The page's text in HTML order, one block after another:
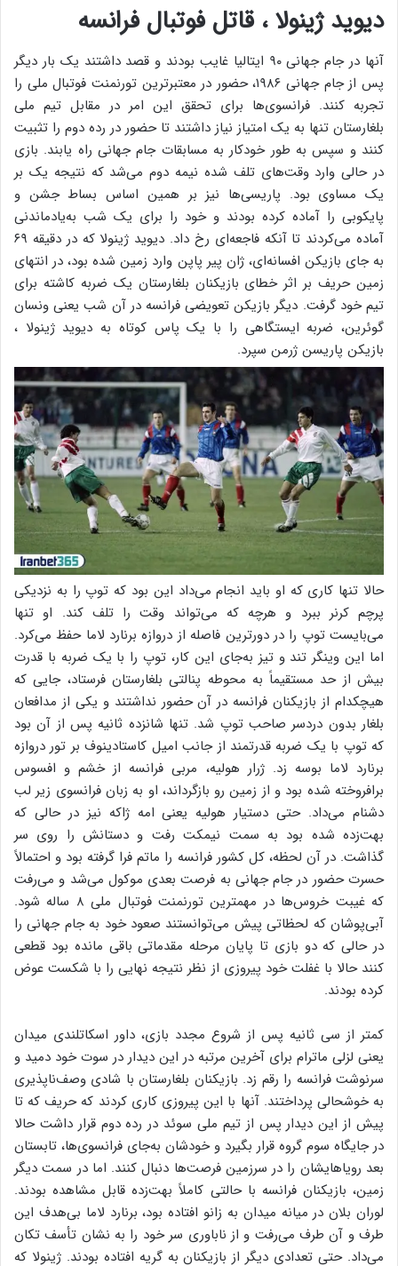
دیوید ژینولا ، قاتل فوتبال فرانسه
آنها در جام جهانی ۹۰ ایتالیا غایب بودند و قصد داشتند یک بار دیگر
پس از جام جهانی ۱۹۸۶، حضور در معتبرترین تورنمنت فوتبال ملی را
تجربه کنند. فرانسوی‌ها برای تحقق این امر در مقابل تیم ملی
بلغارستان تنها به یک امتیاز نیاز داشتند تا حضور در رده دوم را تثبیت
کنند و سپس به طور خودکار به مسابقات جام جهانی راه یابند. بازی
در حالی وارد وقت‌های تلف شده نیمه دوم می‌شد که نتیجه یک بر
یک مساوی بود. پاریسی‌ها نیز بر همین اساس بساط جشن و
پایکوبی را آماده کرده بودند و خود را برای یک شب به‌یادماندنی
آماده می‌کردند تا آنکه فاجعه‌ای رخ داد. دیوید ژینولا که در دقیقه ۶۹
به جای بازیکن افسانه‌ای، ژان پیر پاپن وارد زمین شده بود، در انتهای
زمین حریف بر اثر خطای بازیکنان بلغارستان یک ضربه کاشته برای
تیم خود گرفت. دیگر بازیکن تعویضی فرانسه در آن شب یعنی ونسان
گوئرین، ضربه ایستگاهی را با یک پاس کوتاه به دیوید ژینولا ،
بازیکن پاریسن ژرمن سپرد.
حالا تنها کاری که او باید انجام می‌داد این بود که توپ را به نزدیکی
پرچم کرنر ببرد و هرچه که می‌تواند وقت را تلف کند. او تنها
می‌بایست توپ را در دورترین فاصله از دروازه برنارد لاما حفظ می‌کرد.
اما این وینگر تند و تیز به‌جای این کار، توپ را با یک ضربه با قدرت
بیش از حد مستقیماً به محوطه پنالتی بلغارستان فرستاد، جایی که
هیچکدام از بازیکنان فرانسه در آن حضور نداشتند و یکی از مدافعان
بلغار بدون دردسر صاحب توپ شد. تنها شانزده ثانیه پس از آن بود
که توپ با یک ضربه قدرتمند از جانب امیل کاستادینوف بر تور دروازه
برنارد لاما بوسه زد. ژرار هولیه، مربی فرانسه از خشم و افسوس
برافروخته شده بود و از زمین رو بازگرداند، او به زبان فرانسوی زیر لب
دشنام می‌داد. حتی دستیار هولیه یعنی امه ژاکه نیز در حالی که
بهت‌زده شده بود به سمت نیمکت رفت و دستانش را روی سر
گذاشت. در آن لحظه، کل کشور فرانسه را ماتم فرا گرفته بود و احتمالاً
حسرت حضور در جام جهانی به فرصت بعدی موکول می‌شد و می‌رفت
که غیبت خروس‌ها در مهمترین تورنمنت فوتبال ملی ۸ ساله شود.
آبی‌پوشان که لحظاتی پیش می‌توانستند صعود خود به جام جهانی را
در حالی که دو بازی تا پایان مرحله مقدماتی باقی مانده بود قطعی
کنند حالا با غفلت خود پیروزی از نظر نتیجه نهایی را با شکست عوض
کرده بودند.
کمتر از سی ثانیه پس از شروع مجدد بازی، داور اسکاتلندی میدان
یعنی لزلی ماترام برای آخرین مرتبه در این دیدار در سوت خود دمید و
سرنوشت فرانسه را رقم زد. بازیکنان بلغارستان با شادی وصف‌ناپذیری
به خوشحالی پرداختند. آنها با این پیروزی کاری کردند که حریف که تا
پیش از این دیدار پس از تیم ملی سوئد در رده دوم قرار داشت حالا
در جایگاه سوم گروه قرار بگیرد و خودشان به‌جای فرانسوی‌ها، تابستان
بعد رویاهایشان را در سرزمین فرصت‌ها دنبال کنند. اما در سمت دیگر
زمین، بازیکنان فرانسه با حالتی کاملاً بهت‌زده قابل مشاهده بودند.
لوران بلان در میانه میدان به زانو افتاده بود، برنارد لاما بی‌هدف این
طرف و آن طرف می‌رفت و از ناباوری سر خود را به نشان تأسف تکان
می‌داد. حتی تعدادی دیگر از بازیکنان به گریه افتاده بودند. ژینولا که